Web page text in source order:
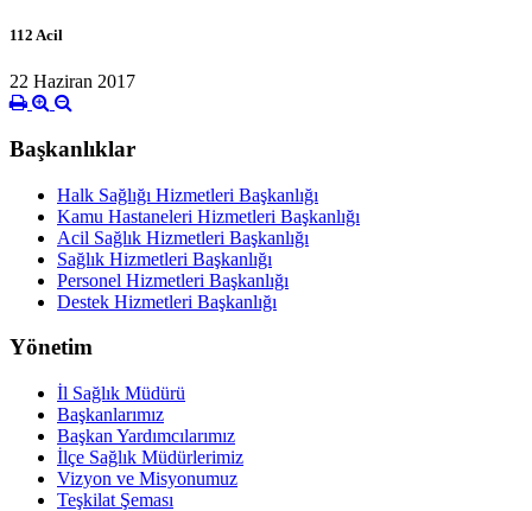
112 Acil
22 Haziran 2017
Başkanlıklar
Halk Sağlığı Hizmetleri Başkanlığı
Kamu Hastaneleri Hizmetleri Başkanlığı
Acil Sağlık Hizmetleri Başkanlığı
Sağlık Hizmetleri Başkanlığı
Personel Hizmetleri Başkanlığı
Destek Hizmetleri Başkanlığı
Yönetim
İl Sağlık Müdürü
Başkanlarımız
Başkan Yardımcılarımız
İlçe Sağlık Müdürlerimiz
Vizyon ve Misyonumuz
Teşkilat Şeması